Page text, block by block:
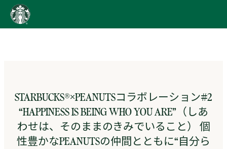
content
Go
ク
ー
STARBUCKS®×PEANUTSコラボレーション#2
“HAPPINESS IS BEING WHO YOU ARE”（しあ
わせは、そのままのきみでいること） 個
性豊かなPEANUTSの仲間とともに“自分ら